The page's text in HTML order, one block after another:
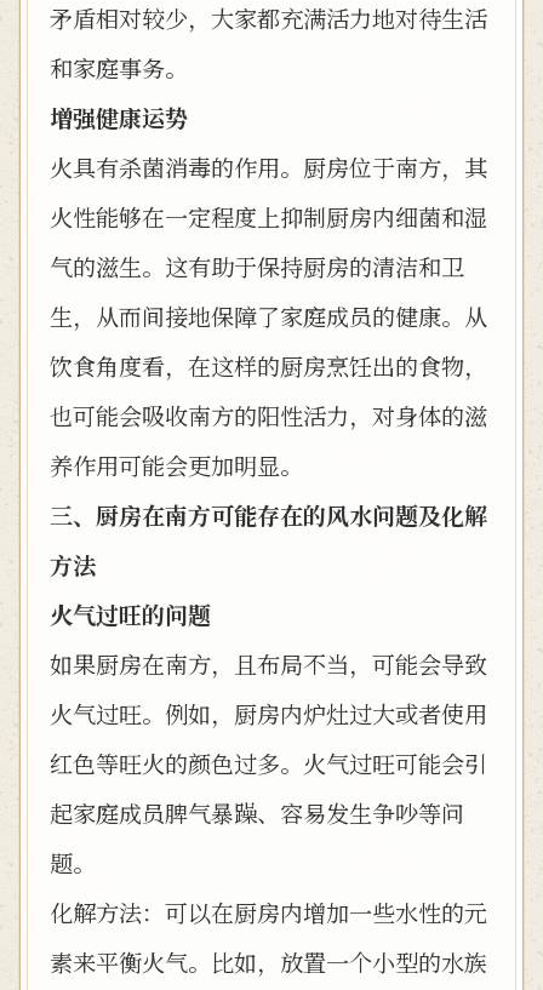
矛盾相对较少，大家都充满活力地对待生活
和家庭事务。
增强健康运势
火具有杀菌消毒的作用。厨房位于南方，其
火性能够在一定程度上抑制厨房内细菌和湿
气的滋生。这有助于保持厨房的清洁和卫
生，从而间接地保障了家庭成员的健康。从
饮食角度看，在这样的厨房烹饪出的食物，
也可能会吸收南方的阳性活力，对身体的滋
养作用可能会更加明显。
三、厨房在南方可能存在的风水问题及化解
方法
火气过旺的问题
如果厨房在南方，且布局不当，可能会导致
火气过旺。例如，厨房内炉灶过大或者使用
红色等旺火的颜色过多。火气过旺可能会引
起家庭成员脾气暴躁、容易发生争吵等问
题。
化解方法：可以在厨房内增加一些水性的元
素来平衡火气。比如，放置一个小型的水族